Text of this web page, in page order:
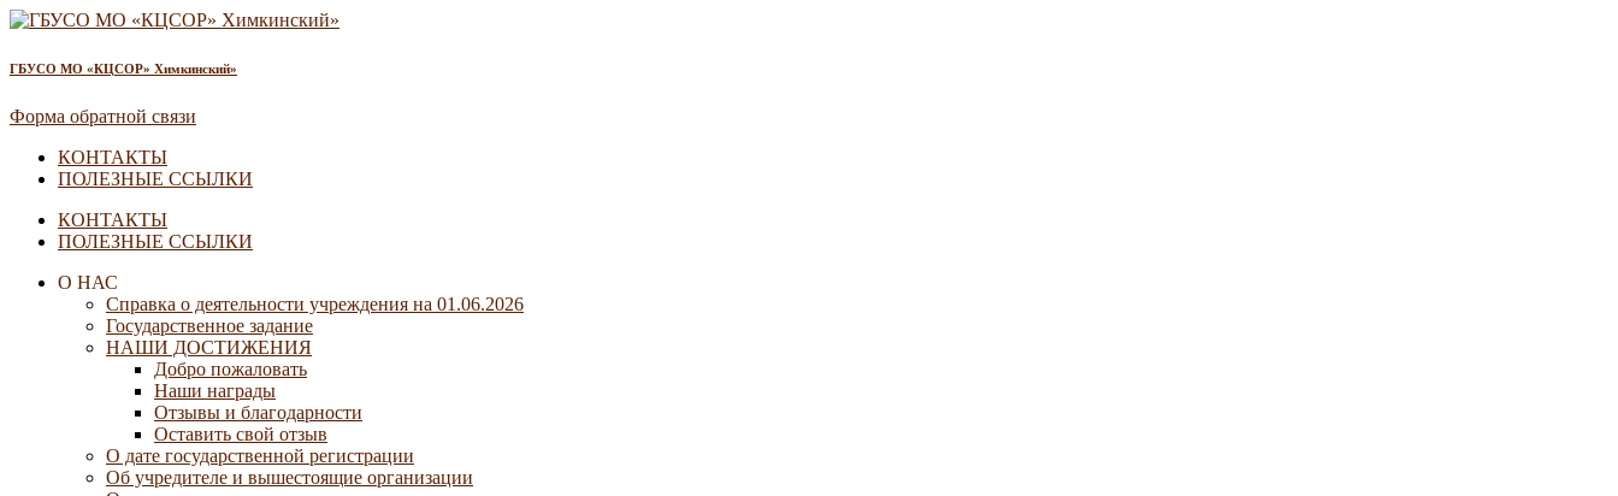
ГБУСО МО «КЦСОР» Химкинский»
Форма обратной связи
КОНТАКТЫ
ПОЛЕЗНЫЕ ССЫЛКИ
КОНТАКТЫ
ПОЛЕЗНЫЕ ССЫЛКИ
О НАС
Справка о деятельности учреждения на 01.06.2026
Государственное задание
НАШИ ДОСТИЖЕНИЯ
Добро пожаловать
Наши награды
Отзывы и благодарности
Оставить свой отзыв
О дате государственной регистрации
Об учредителе и вышестоящие организации